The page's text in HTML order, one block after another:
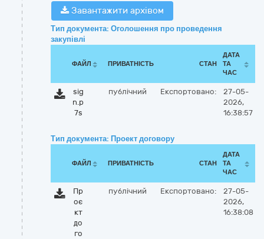
Завантажити архівом
Тип документа: Оголошення про проведення
закупівлі
ФАЙЛ ПРИВАТНІСТЬ СТАН
ДАТА
ТА
ЧАС
sig
n.p
7s
публічний Експортовано:
27-05-
2026,
16:38:57
Тип документа: Проект договору
ФАЙЛ ПРИВАТНІСТЬ СТАН
ДАТА
ТА
ЧАС
Пр
оє
кт
до
го
публічний Експортовано:
27-05-
2026,
16:38:08